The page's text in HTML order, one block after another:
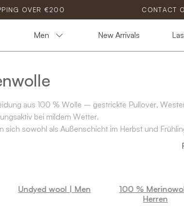
OVER €200 CONTACT
Men New Arrivals
aus 100 % Wolle – gestrickte Pullover,
bei mildem Wetter.
sich sowohl als Außenschicht im Herbst und
und einen robusten Look, während sie sich weich
Undyed wool | Men
100 %
Herren